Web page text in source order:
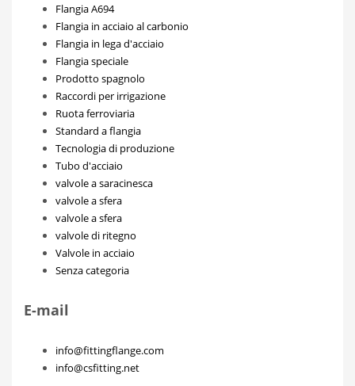
Flangia A694
Flangia in acciaio al carbonio
Flangia in lega d'acciaio
Flangia speciale
Prodotto spagnolo
Raccordi per irrigazione
Ruota ferroviaria
Standard a flangia
Tecnologia di produzione
Tubo d'acciaio
valvole a saracinesca
valvole a sfera
valvole a sfera
valvole di ritegno
Valvole in acciaio
Senza categoria
E-mail
info@fittingflange.com
info@csfitting.net